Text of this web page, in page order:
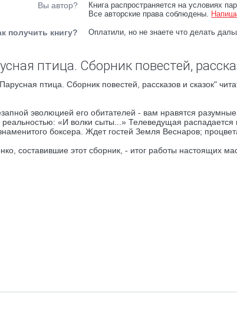
Вы автор?
Книга распространяется на условиях
Все авторские права соблюдены.
получить книгу? Оплатили, но не знаете что делать
птица. Сборник повестей,
птица. Сборник повестей, рассказов и сказок"
эволюцией его обитателей - вам нравятся
реальностью: «И волки сыты...» Телеведущая
боксера. Ждет гостей Земля Веснаров;
составившие этот сборник, - итог работы настоящих